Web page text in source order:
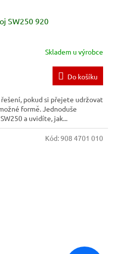
SW250 920
Skladem u výrobce
Do košíku
pokud si přejete udržovat
formě. Jednoduše
a uvidíte, jak...
Kód:908 4701 010